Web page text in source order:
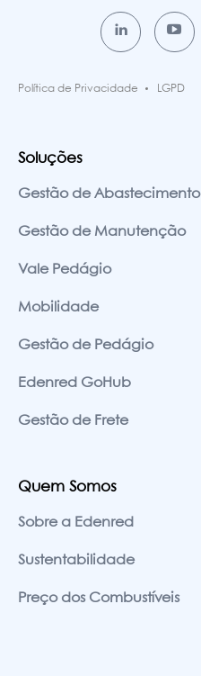
Política de Privacidade LGPD
Soluções
Gestão de Abastecimento
Gestão de Manutenção
Vale Pedágio
Mobilidade
Gestão de Pedágio
Edenred GoHub
Gestão de Frete
Quem Somos
Sobre a Edenred
Sustentabilidade
Preço dos Combustíveis